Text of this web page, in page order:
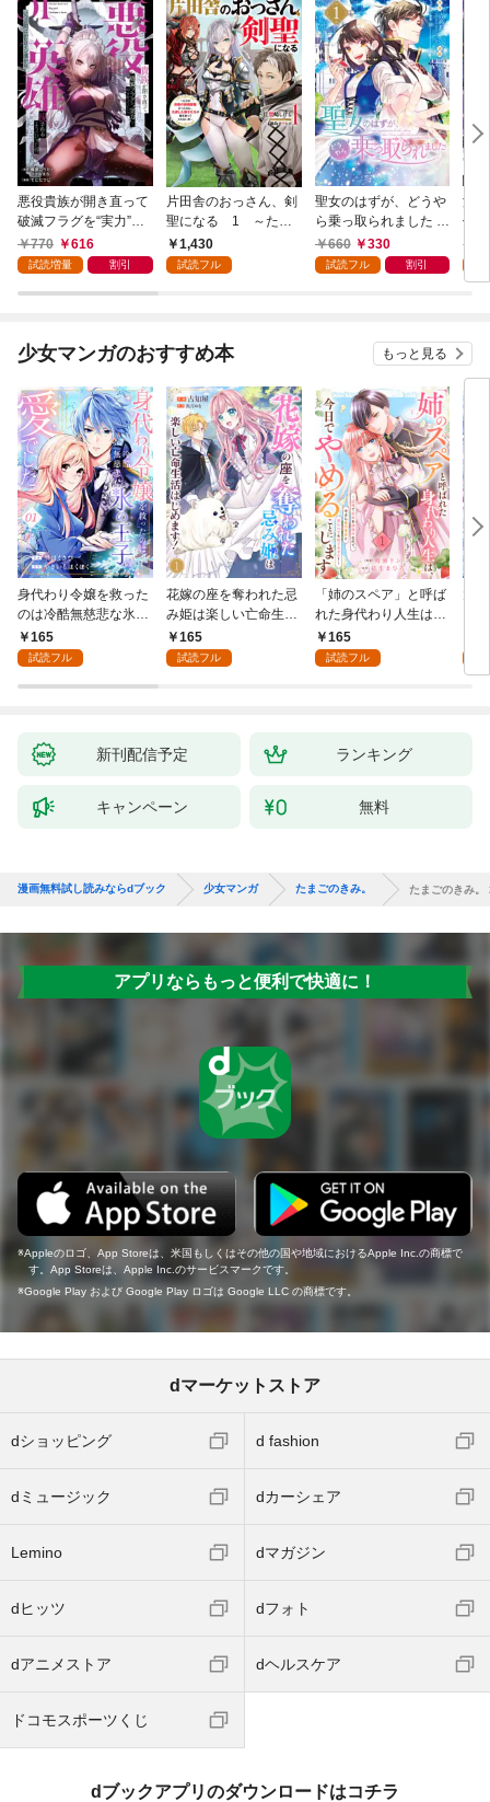
悪役貴族が開き直って
破滅フラグを“実力”で
叩き折っていたら、い
つの間にかヒロイン達
になった件（コミッ
770 616
試読増量 割引
片田舎のおっさん、剣
聖になる 1 ～ただ
の田舎の剣術師範だっ
たのに、大成した弟子
1,430
試読フル
聖女のはずが、どうや
ら乗っ取られました 1
巻660 330
試読フル 割引
漆
仲
ま
少女マンガのおすすめ本 もっと見る
身代わり令嬢を救った
のは冷酷無慈悲な氷の
王子の愛でした１
165
試読フル
花嫁の座を奪われた忌
み姫は楽しい亡命生活
はじめます！１
165
試読フル
「姉のスペア」と呼ば
れた身代わり人生は、
今日でやめることにし
ます～辺境で自由を満
165
試読フル
新刊配信予定 ランキング
キャンペーン 無料
漫画無料試し読みならdブック 少女マンガ たまごのきみ。 たまごのきみ。
アプリならもっと便利で快適に！
Appleのロゴ、App Storeは、米国もしくはその他の国や地域におけるApple Inc.の商標で
す。App Storeは、Apple Inc.のサービスマークです。
Google Play および Google Play ロゴは Google LLC の商標です。
dマーケットストア
dショッピング d fashion
dミュージック dカーシェア
Lemino dマガジン
dヒッツ dフォト
dアニメストア dヘルスケア
ドコモスポーツくじ
dブックアプリのダウンロードはコチラ